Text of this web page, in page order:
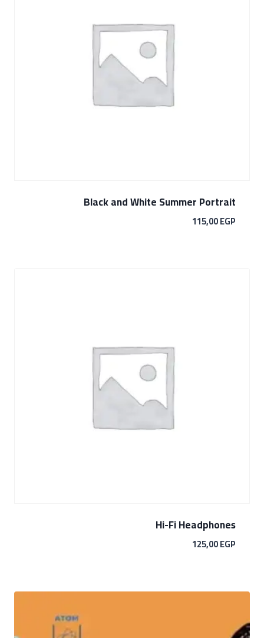
Black and White Summer Portrait
115,00EGP
Hi-Fi Headphones
125,00EGP